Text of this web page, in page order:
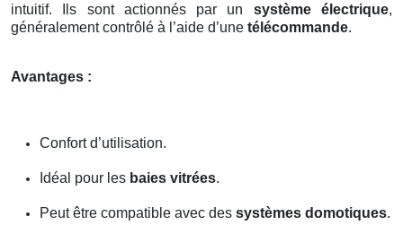
intuitif. Ils sont actionnés par un système électrique,
généralement contrôlé à l’aide d’une télécommande.
Avantages :
Confort d’utilisation.
Idéal pour les baies vitrées.
Peut être compatible avec des systèmes domotiques.